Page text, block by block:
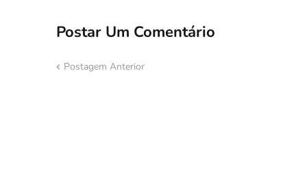
Postar Um Comentário
Postagem Anterior